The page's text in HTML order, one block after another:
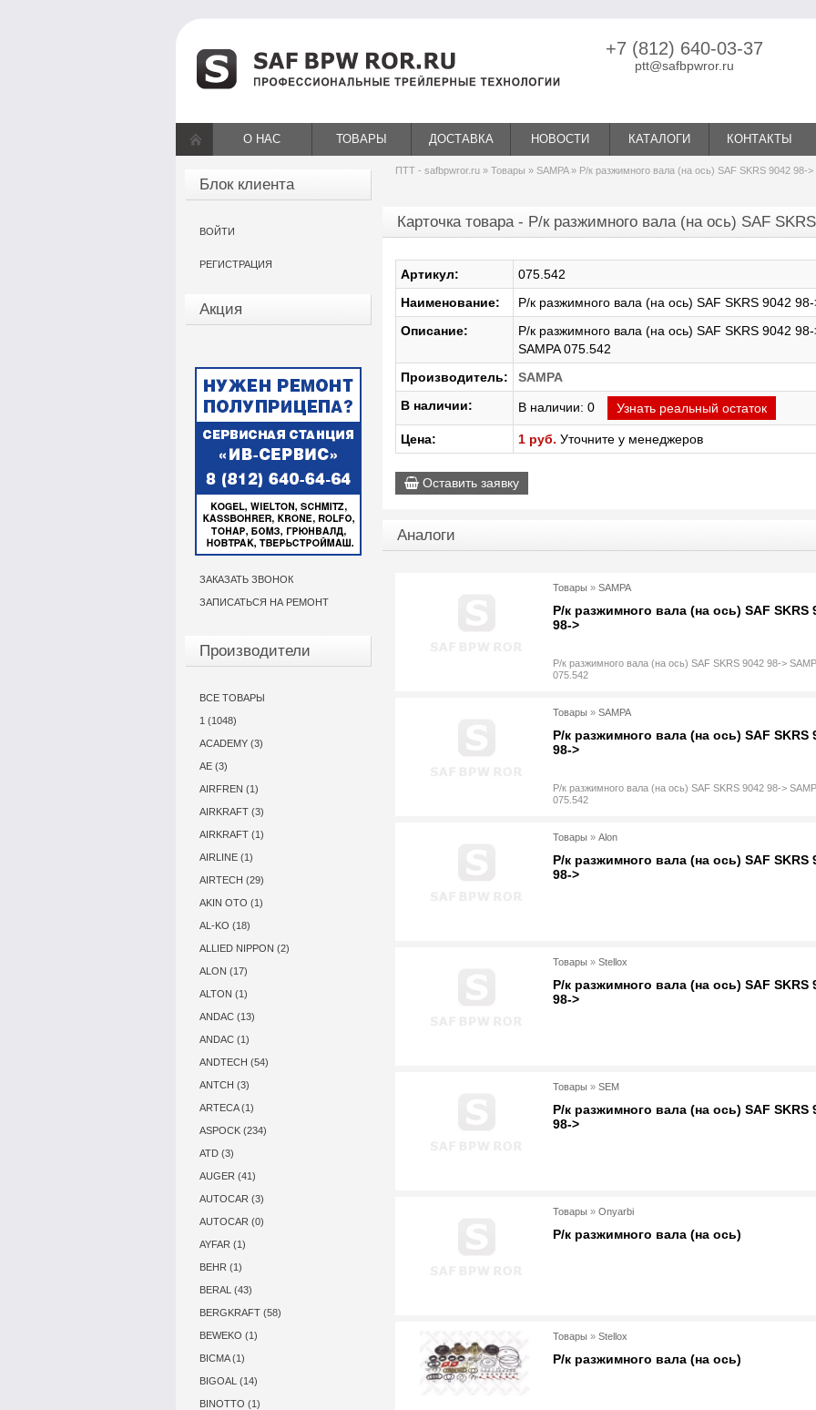
+7 (812) 640-03-37
ptt@safbpwror.ru
О НАС ТОВАРЫ ДОСТАВКА НОВОСТИ КАТАЛОГИ КОНТАКТЫ
Блок клиента
ВОЙТИ
РЕГИСТРАЦИЯ
Акция
ЗАКАЗАТЬ ЗВОНОК
ЗАПИСАТЬСЯ НА РЕМОНТ
Производители
ВСЕ ТОВАРЫ
1 (1048)
ACADEMY (3)
AE (3)
AIRFREN (1)
AIRKRAFT (3)
AIRKRAFT (1)
AIRLINE (1)
AIRTECH (29)
AKIN OTO (1)
AL-KO (18)
ALLIED NIPPON (2)
ALON (17)
ALTON (1)
ANDAC (13)
ANDAC (1)
ANDTECH (54)
ANTCH (3)
ARTECA (1)
ASPOCK (234)
ATD (3)
AUGER (41)
AUTOCAR (3)
AUTOCAR (0)
AYFAR (1)
BEHR (1)
BERAL (43)
BERGKRAFT (58)
BEWEKO (1)
BICMA (1)
BIGOAL (14)
BINOTTO (1)
ПТТ - safbpwror.ru» Товары » SAMPA» Р/к разжимного вала (на ось) SAF SKRS 9042 98->
Карточка товара - Р/к разжимного вала (на ось) SAF
Артикул:
075.542
Наименование:
Р/к разжимного вала (на ось) SAF SKRS 9042 98-
Описание:
Р/к разжимного вала (на ось) SAF SKRS 9042 98-
SAMPA 075.542
Производитель:
SAMPA
В наличии:
В наличии: 0 Узнать реальный остаток
Цена: 1 руб. Уточните у менеджеров
Оставить заявку
Аналоги
Товары » SAMPA
Р/к разжимного вала (на ось) SAF SKRS
98->
Р/к разжимного вала (на ось) SAF SKRS 9042 98->
075.542
Товары » SAMPA
Р/к разжимного вала (на ось) SAF SKRS
98->
Р/к разжимного вала (на ось) SAF SKRS 9042 98->
075.542
Товары » Alon
Р/к разжимного вала (на ось) SAF SKRS
98->
Товары » Stellox
Р/к разжимного вала (на ось) SAF SKRS
98->
Товары » SEM
Р/к разжимного вала (на ось) SAF SKRS
98->
Товары » Onyarbi
Р/к разжимного вала (на ось)
Товары » Stellox
Р/к разжимного вала (на ось)